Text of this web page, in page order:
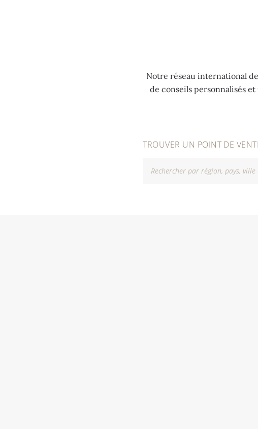
Notre réseau international
de conseils personnalisés
TROUVER UN POINT DE